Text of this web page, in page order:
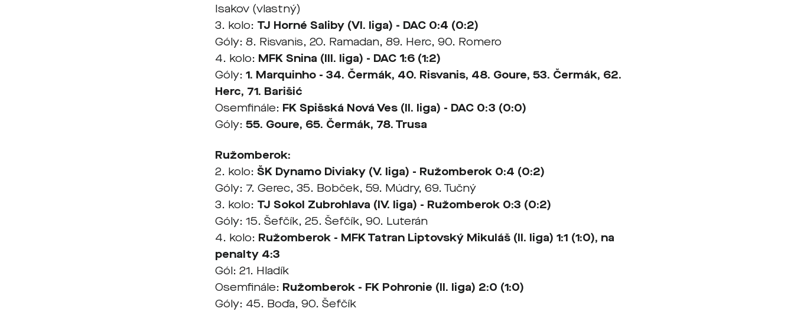
Isakov (vlastný)
3. kolo: TJ Horné Saliby (VI. liga) - DAC 0:4 (0:2)
Góly: 8. Risvanis, 20. Ramadan, 89. Herc, 90. Romero
4. kolo: MFK Snina (III. liga) - DAC 1:6 (1:2)
Góly: 1. Marquinho - 34. Čermák, 40. Risvanis, 48. Goure, 53. Čermák, 62.
Herc, 71. Barišić
Osemfinále: FK Spišská Nová Ves (II. liga) - DAC 0:3 (0:0)
Góly: 55. Goure, 65. Čermák, 78. Trusa
Ružomberok:
2. kolo:ŠK Dynamo Diviaky (V. liga) - Ružomberok 0:4 (0:2)
Góly: 7. Gerec, 35. Bobček, 59. Múdry, 69. Tučný
3. kolo: TJ Sokol Zubrohlava (IV. liga) - Ružomberok 0:3 (0:2)
Góly: 15. Šefčík, 25. Šefčík, 90. Luterán
4. kolo: Ružomberok - MFK Tatran Liptovský Mikuláš (II. liga) 1:1 (1:0), na
penalty 4:3
Gól: 21. Hladík
Osemfinále: Ružomberok - FK Pohronie (II. liga) 2:0 (1:0)
Góly: 45. Boďa, 90. Šefčík